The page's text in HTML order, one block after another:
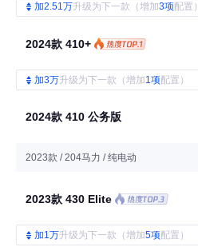
加2.51万升级为下一款（增加3项配置）
2024款 410+
加3万升级为下一款（增加1项配置）
2024款 410 公务版
2023款 / 204马力 / 纯电动
2023款 430 Elite
加1万升级为下一款（增加5项配置）